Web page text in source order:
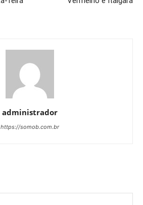
administrador
https://somob.com.br